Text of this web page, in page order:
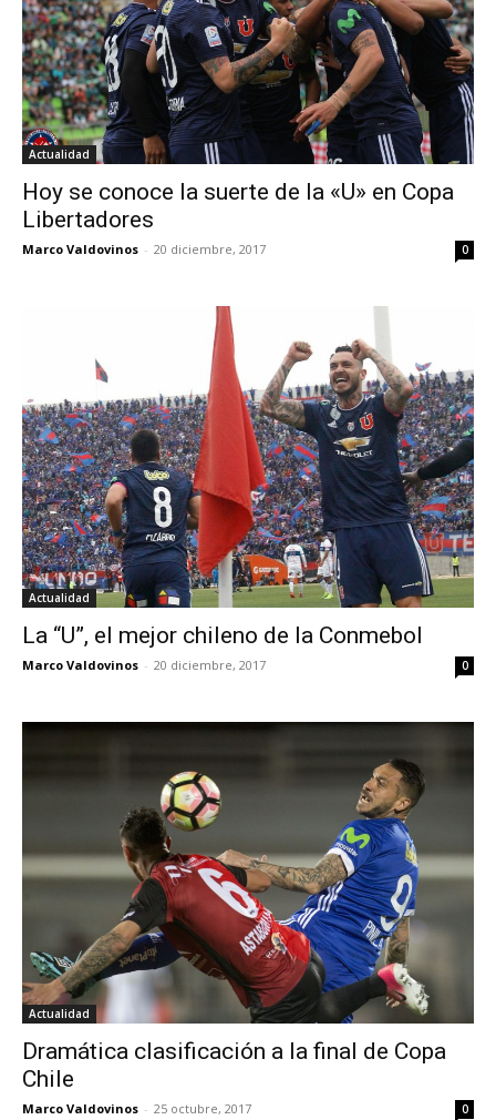
Actualidad
Hoy se conoce la suerte de la «U» en Copa
Libertadores
Marco Valdovinos - 20 diciembre, 2017 0
Actualidad
La “U”, el mejor chileno de la Conmebol
Marco Valdovinos - 20 diciembre, 2017 0
Actualidad
Dramática clasificación a la final de Copa
Chile
Marco Valdovinos - 25 octubre, 2017 0